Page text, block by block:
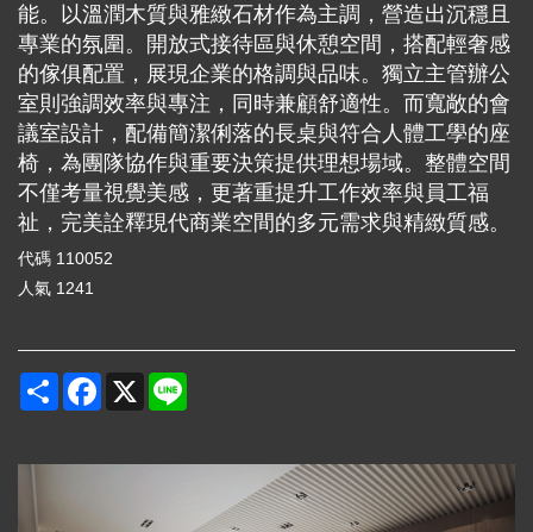
能。以溫潤木質與雅緻石材作為主調，營造出沉穩且
專業的氛圍。開放式接待區與休憩空間，搭配輕奢感
的傢俱配置，展現企業的格調與品味。獨立主管辦公
室則強調效率與專注，同時兼顧舒適性。而寬敞的會
議室設計，配備簡潔俐落的長桌與符合人體工學的座
椅，為團隊協作與重要決策提供理想場域。整體空間
不僅考量視覺美感，更著重提升工作效率與員工福
祉，完美詮釋現代商業空間的多元需求與精緻質感。
代碼 110052
人氣 1241
Share Facebook
X